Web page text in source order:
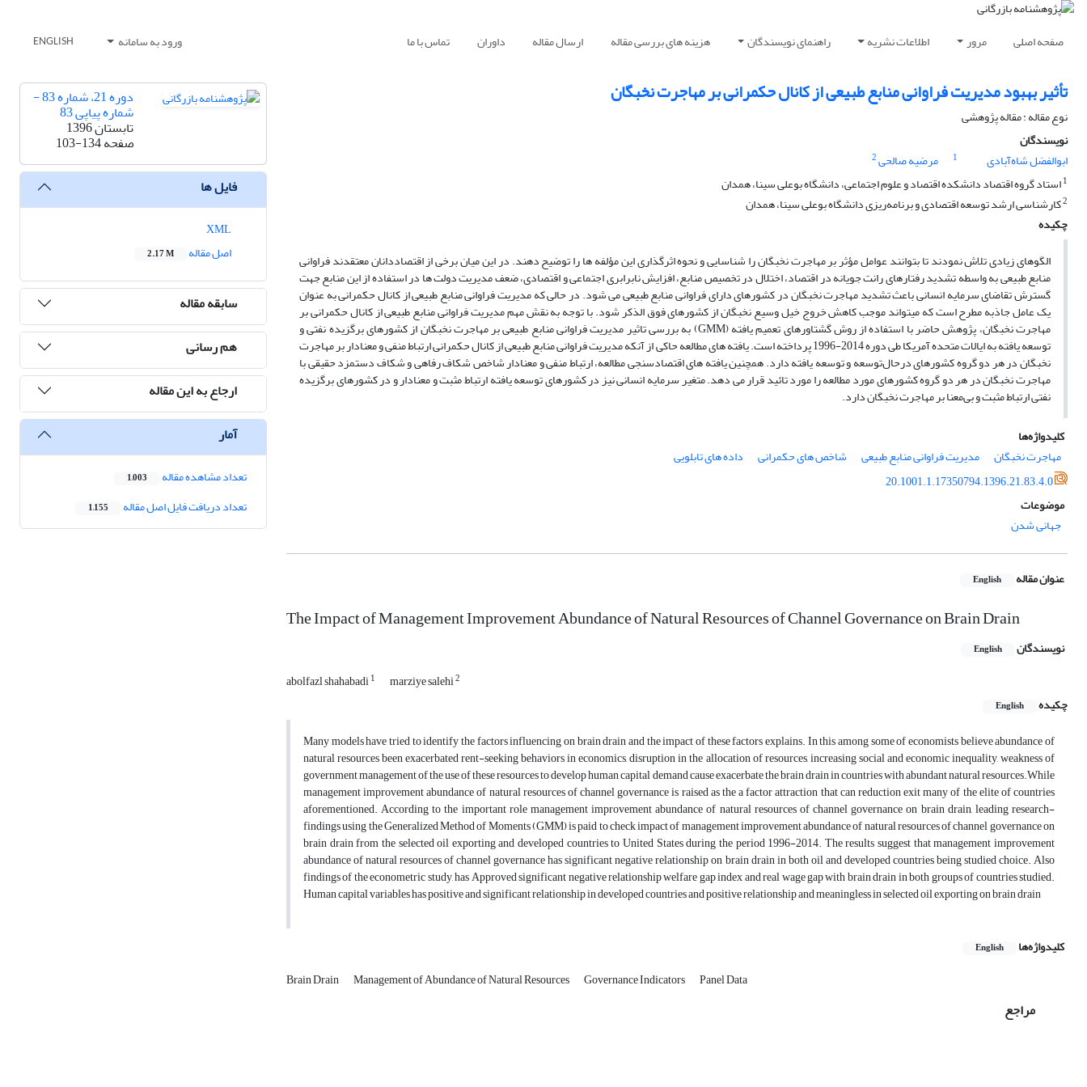
صفحه اصلی مرور اطلاعات نشریه راهنمای نویسندگان هزینه های بررسی مقاله ارسال مقاله داوران تماس با ما ورود به سامانه ENGLISH
تأثیر بهبود مدیریت فراوانی منابع طبیعی از کانال حکمرانی بر مهاجرت نخبگان
نوع مقاله : مقاله پژوهشی
نویسندگان
ابوالفضل شاه‌آبادی
1 مرضیه صالحی2
1استاد گروه اقتصاد دانشکده اقتصاد و علوم اجتماعی، دانشگاه بوعلی سینا، همدان
2کارشناسی ارشد توسعه اقتصادی و برنامه‌ریزی دانشگاه بوعلی سینا، همدان
چکیده
الگوهای زیادی تلاش نمودند تا بتوانند عوامل مؤثر بر مهاجرت نخبگان را شناسایی و نحوه اثرگذاری این مؤلفه ها را توضیح دهند. در این میان برخی از اقتصاددانان معتقدند فراوانی
منابع طبیعی به واسطه تشدید رفتارهای رانت جویانه در اقتصاد، اختلال در تخصیص منابع، افزایش نابرابری اجتماعی و اقتصادی، ضعف مدیریت دولت ها در استفاده از این منابع جهت
گسترش تقاضای سرمایه انسانی باعث تشدید مهاجرت نخبگان در کشورهای دارای فراوانی منابع طبیعی می شود. در حالی که مدیریت فراوانی منابع طبیعی از کانال حکمرانی به عنوان
یک عامل جاذبه مطرح است که میتواند موجب کاهش خروج خیل وسیع نخبگان از کشورهای فوق الذکر شود. با توجه به نقش مهم مدیریت فراوانی منابع طبیعی از کانال حکمرانی بر
مهاجرت نخبگان، پژوهش حاضر با استفاده از روش گشتاورهای تعمیم یافته (GMM) به بررسی تاثیر مدیریت فراوانی منابع طبیعی بر مهاجرت نخبگان از کشورهای برگزیده نفتی و
توسعه یافته به ایالات متحده آمریکا طی دوره 2014-1996 پرداخته است. یافته های مطالعه حاکی از آنکه مدیریت فراوانی منابع طبیعی از کانال حکمرانی ارتباط منفی و معنادار بر مهاجرت
نخبگان در هر دو گروه کشورهای درحال‌توسعه و توسعه یافته دارد. همچنین یافته های اقتصادسنجی مطالعه، ارتباط منفی و معنادار شاخص شکاف رفاهی و شکاف دستمزد حقیقی با
مهاجرت نخبگان در هر دو گروه کشورهای مورد مطالعه را مورد تائید قرار می دهد. متغیر سرمایه انسانی نیز در کشورهای توسعه یافته ارتباط مثبت و معنادار و در کشورهای برگزیده
نفتی ارتباط مثبت و بی‌معنا بر مهاجرت نخبگان دارد.
کلیدواژه‌ها
مهاجرت نخبگان
مدیریت فراوانی منابع طبیعی شاخص های حکمرانی
داده های تابلویی
20.1001.1.17350794.1396.21.83.4.0
موضوعات
جهانی شدن
عنوان مقاله English
The Impact of Management Improvement Abundance of Natural Resources of Channel Governance on Brain Drain
نویسندگان English
abolfazl shahabadi1 marziye salehi2
چکیده English
Many models have tried to identify the factors influencing on brain drain and the impact of these factors explains. In this among some of economists believe abundance of
natural resources been exacerbated rent-seeking behaviors in economics, disruption in the allocation of resources, increasing social and economic inequality, weakness of
government management of the use of these resources to develop human capital demand cause exacerbate the brain drain in countries with abundant natural resources.While
management improvement abundance of natural resources of channel governance is raised as the a factor attraction that can reduction exit many of the elite of countries
aforementioned. According to the important role management improvement abundance of natural resources of channel governance on brain drain, leading research-
findings using the Generalized Method of Moments (GMM) is paid to check impact of management improvement abundance of natural resources of channel governance on
brain drain from the selected oil exporting and developed countries to United States during the period 1996-2014. The results suggest that management improvement
abundance of natural resources of channel governance has significant negative relationship on brain drain in both oil and developed countries being studied choice. Also
findings of the econometric study, has Approved significant negative relationship welfare gap index and real wage gap with brain drain in both groups of countries studied.
Human capital variables has positive and significant relationship in developed countries and positive relationship and meaningless in selected oil exporting on brain drain
کلیدواژه‌ها English
Brain Drain Management of Abundance of Natural Resources Governance Indicators Panel Data
مراجع
دوره 21، شماره 83 -
شماره پیاپی 83
تابستان 1396
صفحه103-134
فایل ها
اصل مقاله
2.17 M
سابقه مقاله
هم رسانی
ارجاع به این مقاله
آمار
تعداد مشاهده مقاله 1,003
تعداد دریافت فایل اصل مقاله 1,155